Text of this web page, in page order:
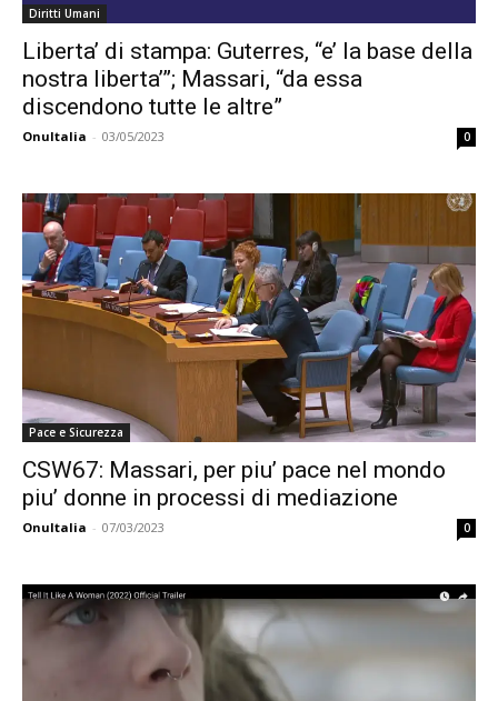
Diritti Umani
Liberta’ di stampa: Guterres, “e’ la base della
nostra liberta’”; Massari, “da essa
discendono tutte le altre”
OnuItalia - 03/05/2023 0
Pace e Sicurezza
CSW67: Massari, per piu’ pace nel mondo
piu’ donne in processi di mediazione
OnuItalia - 07/03/2023 0